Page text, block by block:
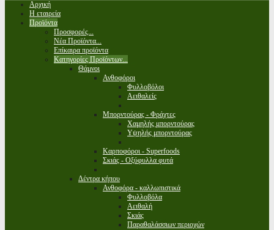
Αρχική
Η εταιρεία
Προϊόντα
Προσφορές...
Νέα Προϊόντα...
Επίκαιρα προϊόντα
Κατηγορίες Προϊόντων...
Θάμνοι
Ανθοφόροι
Φυλλοβόλοι
Αειθαλείς
Μπορντούρας - Φράχτες
Χαμηλής μπορντούρας
Υψηλής μπορντούρας
Καρποφόροι - Superfoods
Σκιάς - Οξύφυλλα φυτά
Δέντρα κήπου
Ανθοφόρα - καλλωπιστικά
Φυλλοβόλα
Αειθαλή
Σκιάς
Παραθαλάσσιων περιοχών